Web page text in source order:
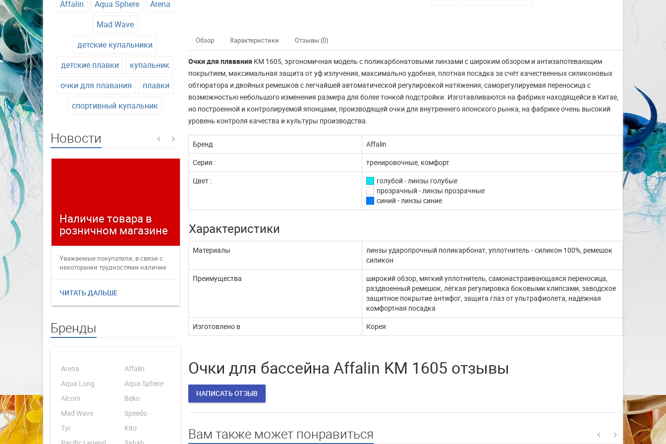
Affalin Aqua Sphere
Arena
Mad Wave
детские купальники
детские плавки
купальник
очки для плавания
плавки
спортивный купальник
Новости
Наличие товара в
розничном магазине
Уважаемые покупатели, в связи с
некоторыми трудностями наличие
ЧИТАТЬ ДАЛЬШЕ
платежи через ЮКассу
электронные платежи через п...
В эти сложные дни, наш интернет
удовольствием выпол...
ЧИТАТЬ ДАЛЬШЕ
Изготовление на заказ
рисунком. ...
ЧИТАТЬ ДАЛЬШЕ
Бренды
Arena
Affalin
Aqua Lung
Aqua Sphere
Alcom
Beko
Mad Wave
Speedo
Tyr
Kito
Обзор Характеристики Отзывы (0)
Очки для плавания KM 1605, эргономичная модель с поликарбонатовыми линзами с широким обзором и антизапотевающим
покрытием, максимальная защита от уф излучения, максимально удобная, плотная посадка за счёт качественных силиконовых
обтюратора и двойных ремешков с легчайшей автоматической регулировкой натяжения, саморегулируемая переносица с
возможностью небольшого изменения размера для более тонкой подстройки. Изготавливаются на фабрике находящейси в Китае,
но построенной и контролируемой японцами, производящей очки для внутреннего японского рынка, на фабрике очень высокий
уровень контроля качества и культуры производства.
Бренд
Affalin
Серия :
тренировочные, комфорт
Цвет :
голубой - линзы голубые
прозрачный - линзы прозрачные
синий - линзы синие
Характеристики
Материалы
линзы ударопрочный поликарбонат, уплотнитель - силикон 100%, ремешок
силикон
Преимущества
широкий обзор, мягкий уплотнитель, самонастраивающаяся переносица,
раздвоенный ремешок, лёгкая регулировка боковыми клипсами, заводское
защитное покрытие антифог, защита глаз от ультрафиолета, надёжная
комфортная посадка
Изготовлено в
Корея
Очки для бассейна Affalin KM 1605 отзывы
НАПИСАТЬ ОТЗЫВ
Вам также может понравиться